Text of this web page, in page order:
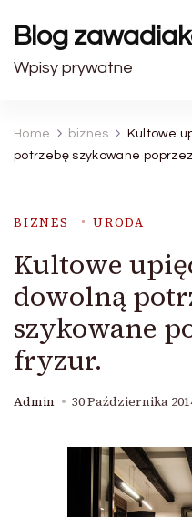
Blog
Wpisy prywatne
Home biznes
Kultowe
potrzebę szykowane
BIZNES URODA
Kultowe
dowolną
szykowane
fryzur.
Admin 30 Października